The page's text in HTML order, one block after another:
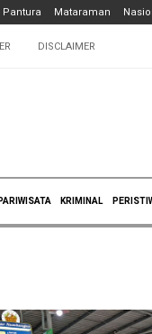
Pantura Mataraman
DISCLAIMER
KRIMINAL